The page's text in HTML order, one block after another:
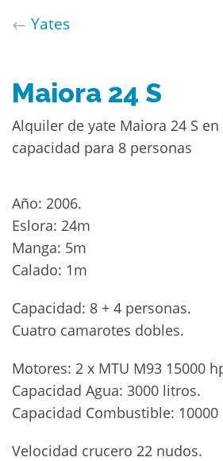
← Yates
Maiora 24 S
Alquiler de yate Maiora 24 S en
capacidad para 8 personas
Año: 2006.
Eslora: 24m
Manga: 5m
Calado: 1m
Capacidad: 8 + 4 personas.
Cuatro camarotes dobles.
Motores: 2 x MTU M93 15000
Capacidad Agua: 3000 litros.
Capacidad Combustible:
Velocidad crucero 22 nudos.